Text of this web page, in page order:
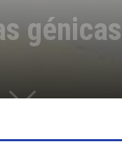
génicas